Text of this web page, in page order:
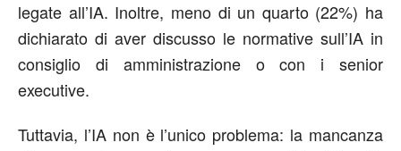
legate all’IA. Inoltre, meno di un quarto (22%) ha
dichiarato di aver discusso le normative sull’IA in
consiglio di amministrazione o con i senior
executive.
Tuttavia, l’IA non è l’unico problema: la mancanza